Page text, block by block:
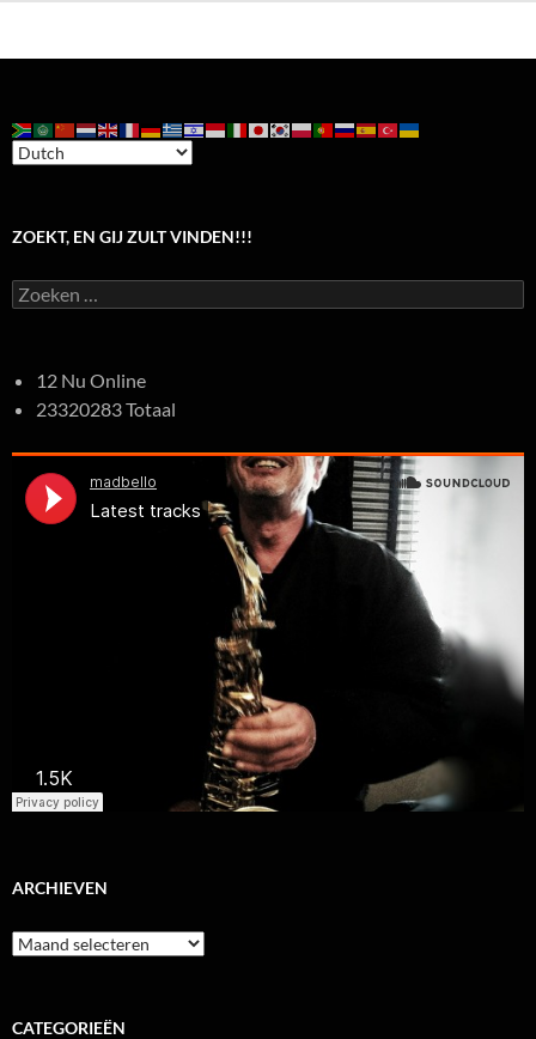
ZOEKT, EN GIJ ZULT VINDEN!!!
Zoeken
naar:
12 Nu Online
23320283 Totaal
ARCHIEVEN
Archieven
CATEGORIEËN